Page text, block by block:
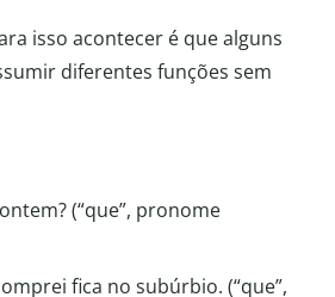
isso acontecer é que alguns
diferentes funções sem
(“que”, pronome
fica no subúrbio. (“que”,